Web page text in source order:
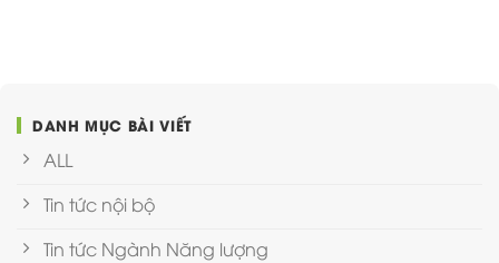
DANH MỤC BÀI VIẾT
ALL
Tin tức nội bộ
Tin tức Ngành Năng lượng